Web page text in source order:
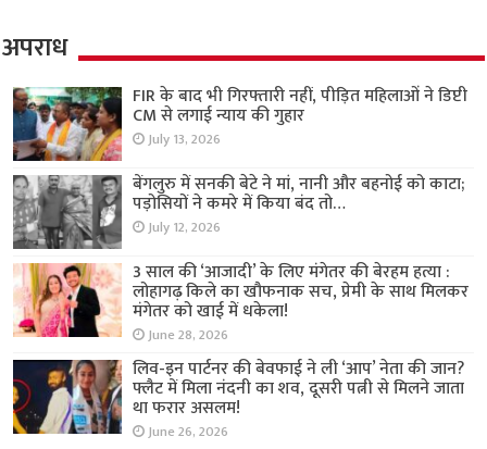
अपराध
FIR के बाद भी गिरफ्तारी नहीं, पीड़ित महिलाओं ने डिप्टी
CM से लगाई न्याय की गुहार
July 13, 2026
बेंगलुरु में सनकी बेटे ने मां, नानी और बहनोई को काटा;
पड़ोसियों ने कमरे में किया बंद तो…
July 12, 2026
3 साल की ‘आजादी’ के लिए मंगेतर की बेरहम हत्या :
लोहागढ़ किले का खौफनाक सच, प्रेमी के साथ मिलकर
मंगेतर को खाई में धकेला!
June 28, 2026
लिव-इन पार्टनर की बेवफाई ने ली ‘आप’ नेता की जान?
फ्लैट में मिला नंदनी का शव, दूसरी पत्नी से मिलने जाता
था फरार असलम!
June 26, 2026